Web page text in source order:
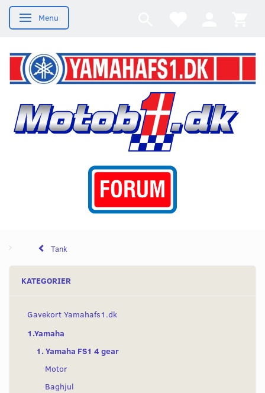
Skifte navigation
Menu
Tank
KATEGORIER
Gavekort Yamahafs1.dk
1.Yamaha
1. Yamaha FS1 4 gear
Motor
Baghjul